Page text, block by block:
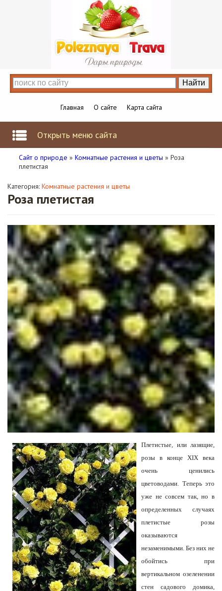
Главная О сайте Карта сайта
Открыть меню сайта
Сайт о природе » Комнатные растения и цветы » Роза
плетистая
Категория: Комнатные растения и цветы
Роза плетистая
Плетистые, или лазящие,
розы в конце XIX века
очень ценились
цветоводами. Теперь это
уже не совсем так, но в
определенных случаях
плетистые розы
оказываются
незаменимыми. Без них не
обойтись при
вертикальном озеленении
стен садового домика,